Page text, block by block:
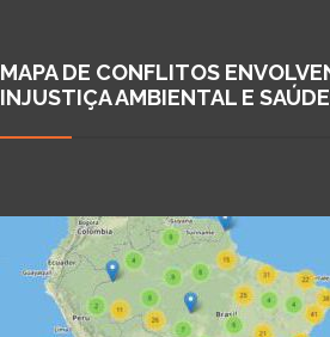
MAPA DE CONFLITOS
INJUSTIÇA AMBIENTAL E SAÚDE